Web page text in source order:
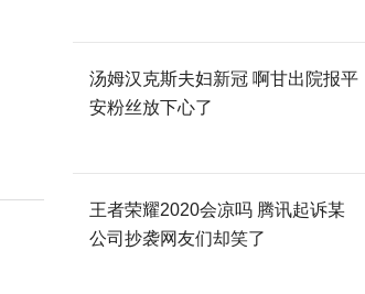
汤姆汉克斯夫妇新冠 啊甘出院报平
安粉丝放下心了
王者荣耀2020会凉吗 腾讯起诉某
公司抄袭网友们却笑了